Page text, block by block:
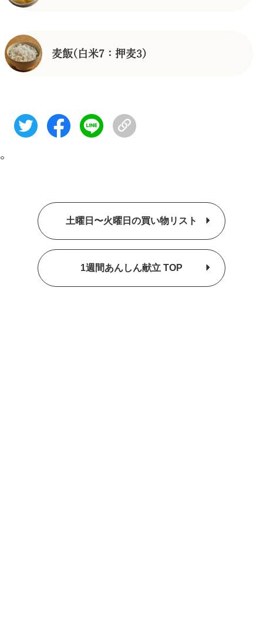
麦飯(白米7：押麦3)
。
土曜日〜火曜日の買い物リスト
1週間あんしん献立 TOP